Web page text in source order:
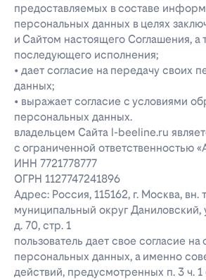
предоставляемых в составе
персональных данных в целях
и Сайтом настоящего Соглашения, а
последующего исполнения;
• дает согласие на передачу своих
данных;
• выражает согласие с условиями
персональных данных.
владельцем Сайта l-beeline.ru
с ограниченной ответственностью
ИНН 7721778777
ОГРН 1127747241896
Адрес: Россия, 115162, г. Москва, вн.
муниципальный округ Даниловский,
д. 70, стр. 1
пользователь дает свое согласие на
персональных данных, а именно
действий, предусмотренных п. 3 ч. 1